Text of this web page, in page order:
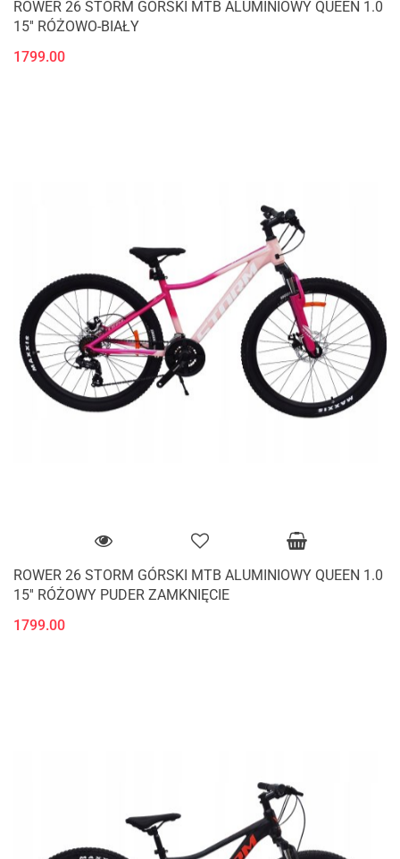
ROWER 26 STORM GÓRSKI MTB ALUMINIOWY QUEEN 1.0
15'' RÓŻOWO-BIAŁY
1799.00
ROWER 26 STORM GÓRSKI MTB ALUMINIOWY QUEEN 1.0
15'' RÓŻOWY PUDER ZAMKNIĘCIE
1799.00